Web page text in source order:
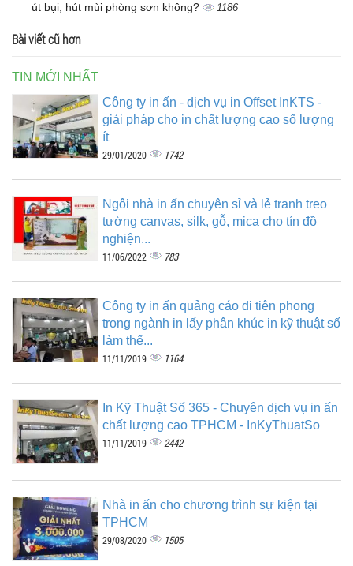
út bụi, hút mùi phòng sơn không?
1186
Bài viết cũ hơn
TIN MỚI NHẤT
Công ty in ấn - dịch vụ in Offset InKTS -
giải pháp cho in chất lượng cao số lượng
ít
29/01/2020 1742
Ngôi nhà in ấn chuyên sỉ và lẻ tranh treo
tường canvas, silk, gỗ, mica cho tín đồ
nghiện...
11/06/2022 783
Công ty in ấn quảng cáo đi tiên phong
trong ngành in lấy phân khúc in kỹ thuật số
làm thế...
11/11/2019 1164
In Kỹ Thuật Số 365 - Chuyên dịch vụ in ấn
chất lượng cao TPHCM - InKyThuatSo
11/11/2019 2442
Nhà in ấn cho chương trình sự kiện tại
TPHCM
29/08/2020 1505